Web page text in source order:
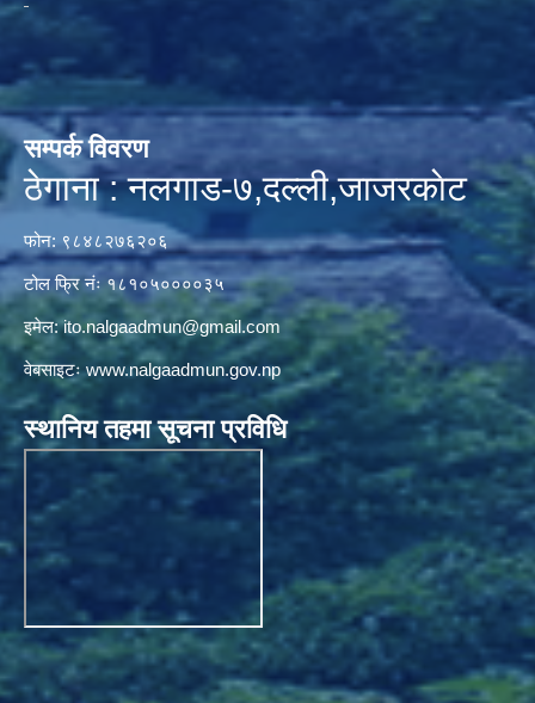
सम्पर्क विवरण
ठेगाना : नलगाड-७,दल्ली,जाजरकाेट
फोन: ९८४८२७६२०६
टोल फ्रि नंः १८१०५००००३५
इमेल:ito.nalgaadmun@gmail.com
वेबसाइटःwww.nalgaadmun.gov.np
स्थानिय तहमा सूचना प्रविधि